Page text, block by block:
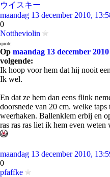
ウイスキー
maandag 13 december 2010,
0
Nottheviolin
quote:
Op maandag 13 december
volgende:
Ik hoop voor hem dat hij nooit
Ik wel.
En dat ze hem dan eens flink
doorsnede van 20 cm. welke
weerhaken. Ballenklem erbij en
ras ras ras liet ik hem even weten
maandag 13 december 2010,
0
pfaffke